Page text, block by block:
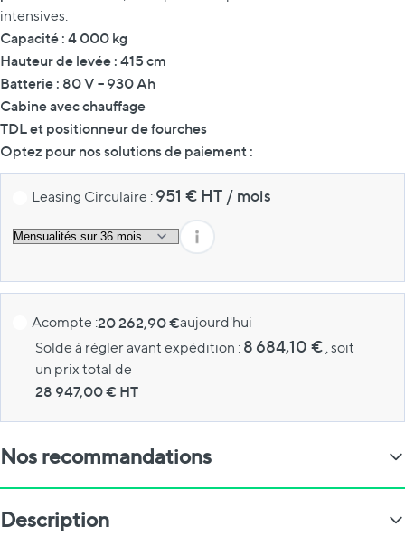
intensives.
Capacité : 4 000 kg
Hauteur de levée : 415 cm
Batterie : 80 V – 930 Ah
Cabine avec chauffage
TDL et positionneur de fourches
Optez pour nos solutions de paiement :
Leasing Circulaire : 951 € HT / mois
Acompte :20 262,90 €aujourd'hui
Solde à régler avant expédition : 8 684,10 € , soit
un prix total de
28 947,00€ HT
Nos recommandations
Description